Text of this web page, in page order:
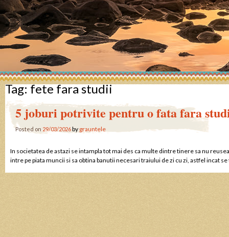
Tag:fete fara studii
5 joburi potrivite pentru o fata fara
Posted on29/03/2026by grauntele
In societatea de astazi se intampla tot mai des ca multe dintre tinere sa nu
intre pe piata muncii si sa obtina banutii necesari traiului de zi cu zi, astfel incat